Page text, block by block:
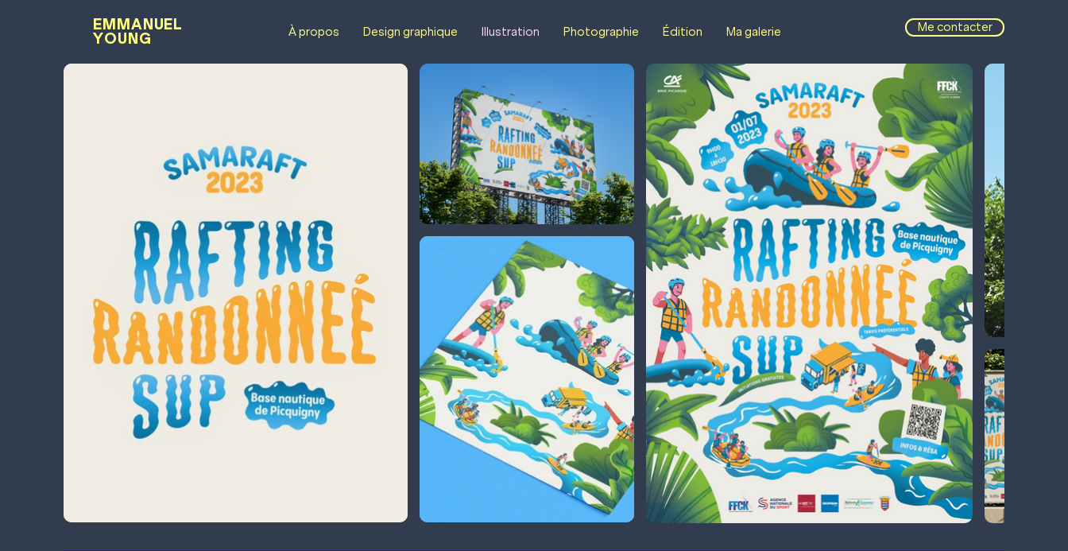
EMMANUEL
YOUNG
À propos Design graphique Illustration Photographie Édition Ma galerie Me contacter